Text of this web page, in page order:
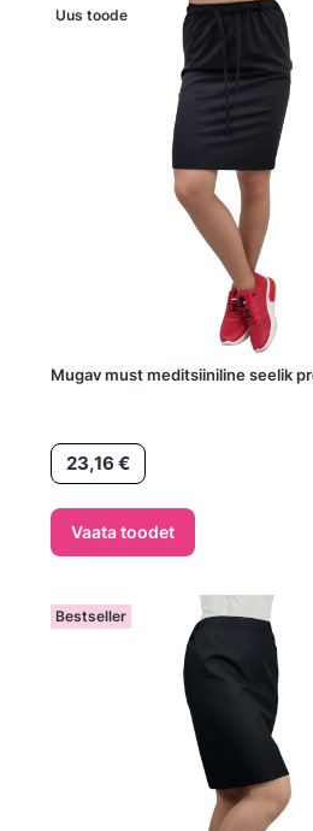
Uus toode
Mugav must meditsiiniline seelik
Hind23,16 €
Vaata toodet
Bestseller